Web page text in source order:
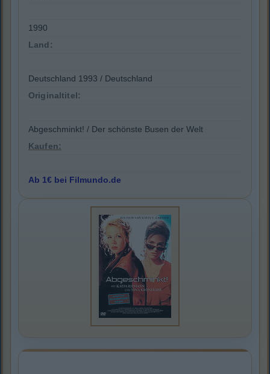
1990
Land:
Deutschland 1993 / Deutschland
Originaltitel:
Abgeschminkt! / Der schönste Busen der Welt
Kaufen:
Ab 1€ bei Filmundo.de